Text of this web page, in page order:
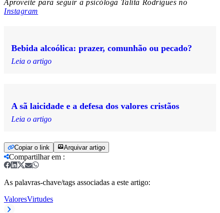
Aproveite para seguir a psicóloga Talita Rodrigues no
Instagram
Bebida alcoólica: prazer, comunhão ou pecado?
Leia o artigo
A sã laicidade e a defesa dos valores cristãos
Leia o artigo
Copiar o link Arquivar artigo
Compartilhar em :
As palavras-chave/tags associadas a este artigo:
ValoresVirtudes